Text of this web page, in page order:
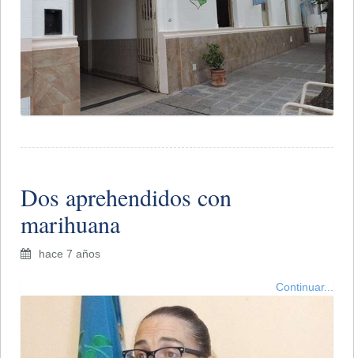
Dos aprehendidos con
marihuana
hace 7 años
Continuar...